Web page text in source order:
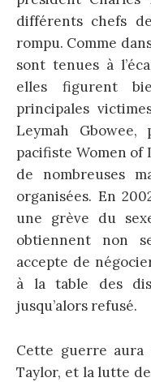
différents chefs
rompu. Comme
sont tenues à
elles figurent
principales
Leymah Gbowee,
pacifiste Women of
de nombreuses
organisées. En
une grève du
obtiennent non
accepte de
à la table des
jusqu’alors refusé.
Cette guerre aura
Taylor, et la lutte